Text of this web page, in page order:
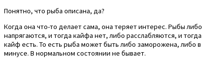
Понятно, что рыба описана, да?
Когда она что-то делает сама, она теряет интерес. Рыбы либо
напрягаются, и тогда кайфа нет, либо расслабляются, и тогда
кайф есть. То есть рыба может быть либо заморожена, либо в
минусе. В нормальном состоянии не бывает.